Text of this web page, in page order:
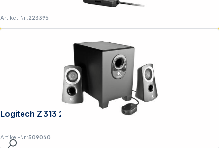
Artikel-Nr.:223395
Logitech Z 313 2.1 schwarz
Artikel-Nr.:509040